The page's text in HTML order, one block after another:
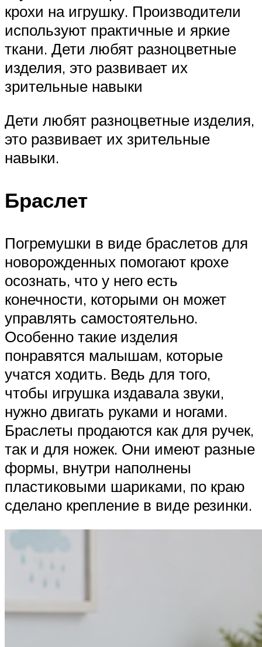
крохи на игрушку. Производители
используют практичные и яркие
ткани. Дети любят разноцветные
изделия, это развивает их
зрительные навыки
Дети любят разноцветные изделия,
это развивает их зрительные
навыки.
Браслет
Погремушки в виде браслетов для
новорожденных помогают крохе
осознать, что у него есть
конечности, которыми он может
управлять самостоятельно.
Особенно такие изделия
понравятся малышам, которые
учатся ходить. Ведь для того,
чтобы игрушка издавала звуки,
нужно двигать руками и ногами.
Браслеты продаются как для ручек,
так и для ножек. Они имеют разные
формы, внутри наполнены
пластиковыми шариками, по краю
сделано крепление в виде резинки.